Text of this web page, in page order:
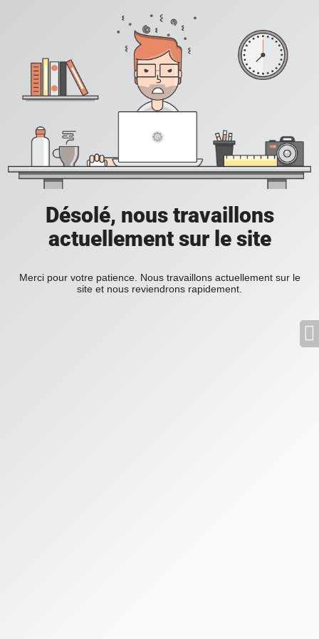
Désolé, nous travaillons
actuellement sur le site
Merci pour votre patience. Nous travaillons actuellement sur le
site et nous reviendrons rapidement.